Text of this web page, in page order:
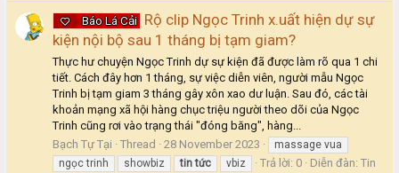
Báo Lá Cải Rộ clip Ngọc Trinh x.uất hiện dự sự
kiện nội bộ sau 1 tháng bị tạm giam?
Thực hư chuyện Ngọc Trinh dự sự kiện đã được làm rõ qua 1 chi
tiết. Cách đây hơn 1 tháng, sự việc diễn viên, người mẫu Ngọc
Trinh bị tạm giam 3 tháng gây xôn xao dư luận. Sau đó, các tài
khoản mạng xã hội hàng chục triệu người theo dõi của Ngọc
Trinh cũng rơi vào trạng thái "đóng băng", hàng...
Bạch Tự Tại
Thread 28 November 2023
massage vua
ngọc trinh
showbiz tin tức vbiz Trả lời: 0 Diễn đàn: Tin